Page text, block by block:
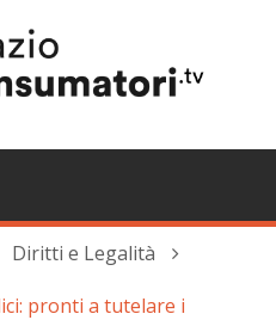
Diritti e Legalità
pronti a tutelare i